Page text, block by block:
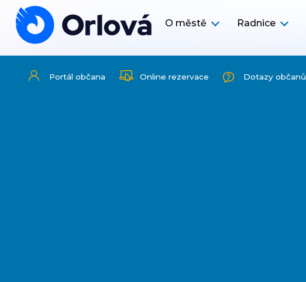
O městě Radnice
Portál občana Online rezervace Dotazy občanů